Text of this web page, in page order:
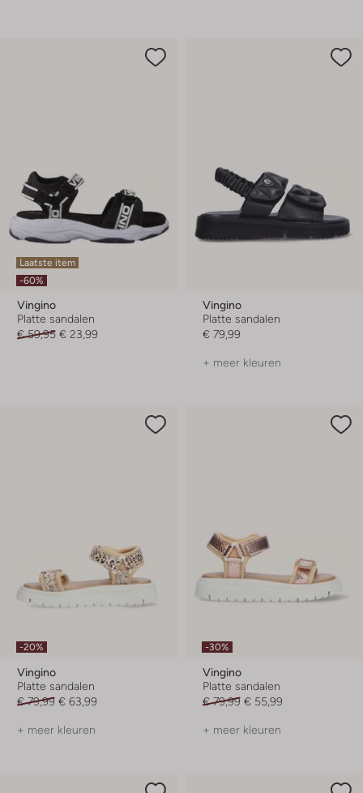
Laatste item
-60%
Vingino
Platte sandalen
€ 59,95 € 23,99
Vingino
Platte sandalen
€ 79,99
+ meer kleuren
-20%
Vingino
Platte sandalen
€ 79,99 € 63,99
+ meer kleuren
-30%
Vingino
Platte sandalen
€ 79,99 € 55,99
+ meer kleuren